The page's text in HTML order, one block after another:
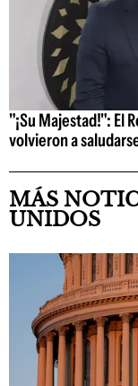
"¡Su Majestad!": El
volvieron a
MÁS
UNIDOS